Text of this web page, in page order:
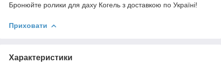
Бронюйте ролики для даху Когель з доставкою по Україні!
Приховати
Характеристики